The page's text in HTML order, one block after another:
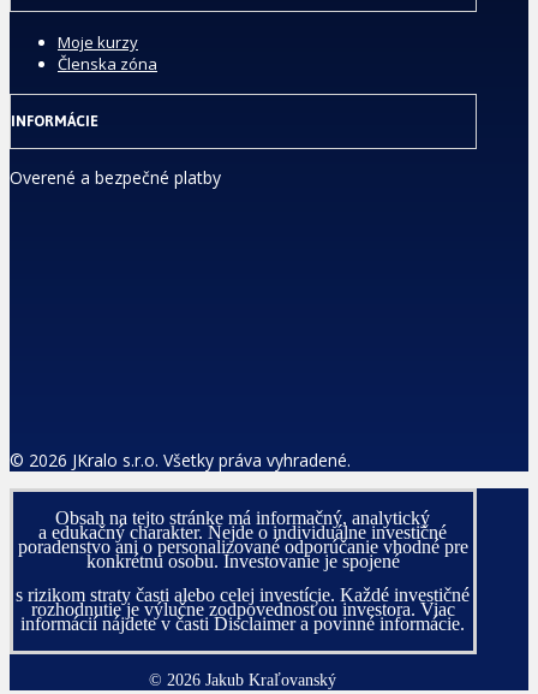
Moje kurzy
Členska zóna
INFORMÁCIE
Overené a bezpečné platby
© 2026 JKralo s.r.o. Všetky práva vyhradené.
Obsah na tejto stránke má informačný, analytický
a edukačný charakter. Nejde o individuálne investičné
poradenstvo ani o personalizované odporúčanie vhodné pre
konkrétnu osobu. Investovanie je spojené
s rizikom straty časti alebo celej investície. Každé investičné
rozhodnutie je výlučne zodpovednosťou investora. Viac
informácií nájdete v časti Disclaimer a povinné informácie.
© 2026 Jakub Kraľovanský